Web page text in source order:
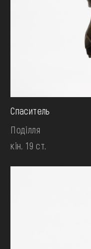
Спаситель
Поділля
кін. 19 ст.